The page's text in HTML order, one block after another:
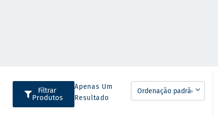
Filtrar
Produtos
Apenas Um
Resultado